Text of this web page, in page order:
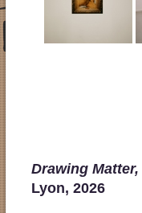
Drawing Matter,
Lyon, 2026